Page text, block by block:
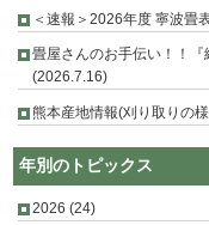
＜速報＞2026年度 寧波畳
畳屋さんのお手伝い！！
(2026.7.16)
熊本産地情報(刈り取りの
年別のトピックス
2026 (24)